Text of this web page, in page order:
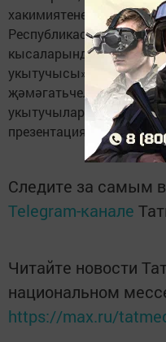
хакимиятенең
Республикасында
кысаларында
укытучысы»
җәмәгатьчелек
укытучылар ул көнне
презентация рәвешендә
Следите за самым
Telegram-канале
Читайте новости
национальном
https://max.ru/